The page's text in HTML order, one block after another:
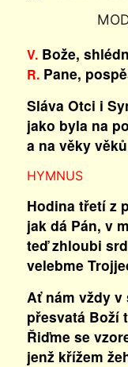
V.Bože,
R.Pane,
Sláva Otci i
jako byla na
a na věky
HYMNUS
Hodina třetí z
jak dá Pán, v
teď zhloubi
velebme
Ať nám vždy
přesvatá Boží
Řiďme se
jenž křížem